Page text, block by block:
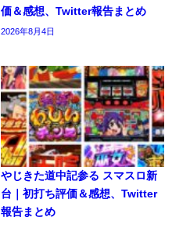
価＆感想、Twitter報告まとめ
2026年8月4日
やじきた道中記参る スマスロ新
台｜初打ち評価＆感想、Twitter
報告まとめ